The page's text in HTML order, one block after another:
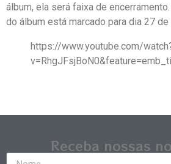
álbum, ela será faixa de
do álbum está marcado para dia 27 de
https://www.youtube.com/
Receba nossas